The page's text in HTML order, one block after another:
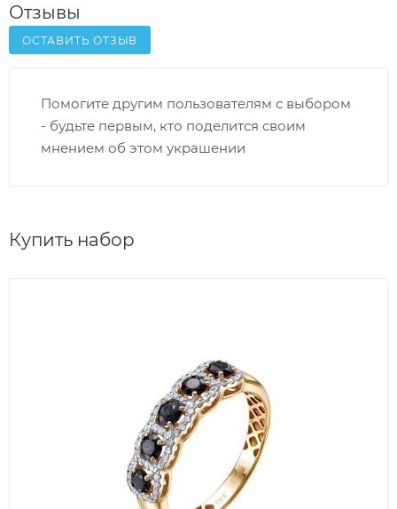
Отзывы
ОСТАВИТЬ ОТЗЫВ
Помогите другим пользователям с выбором
- будьте первым, кто поделится своим
мнением об этом украшении
Купить набор